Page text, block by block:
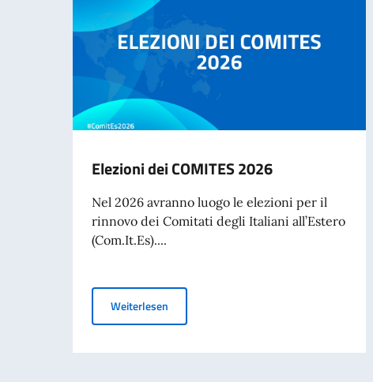
Elezioni dei COMITES 2026
Nel 2026 avranno luogo le elezioni per il
rinnovo dei Comitati degli Italiani all’Estero
(Com.It.Es)....
Weiterlesen